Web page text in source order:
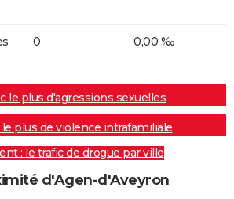
0 0,00 ‰
le plus d'agressions sexuelles
le plus de violence intrafamiliale
: le trafic de drogue par ville
d'Agen-d'Aveyron